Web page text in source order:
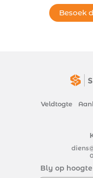
Besoek
Veldtogte
Bly op